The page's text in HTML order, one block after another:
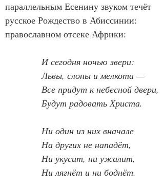
параллельным Есенину звуком течёт
русское Рождество в Абиссинии:
православном отсеке Африки:
И сегодня ночью звери:
Львы, слоны и мелкота —
Все придут к небесной двери,
Будут радовать Христа.
Ни один из них вначале
На других не нападёт,
Ни укусит, ни ужалит,
Ни лягнёт и ни боднёт.